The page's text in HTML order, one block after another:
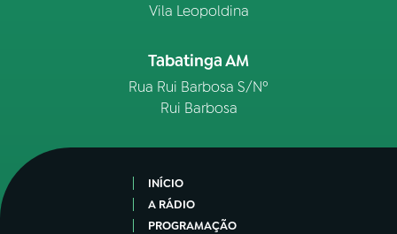
Vila Leopoldina
Tabatinga AM
Rua Rui Barbosa S/Nº
Rui Barbosa
INÍCIO
A RÁDIO
PROGRAMAÇÃO